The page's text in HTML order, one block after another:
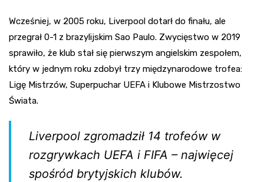
Wcześniej, w 2005 roku, Liverpool dotarł do finału, ale
przegrał 0-1 z brazylijskim Sao Paulo. Zwycięstwo w 2019
sprawiło, że klub stał się pierwszym angielskim zespołem,
który w jednym roku zdobył trzy międzynarodowe trofea:
Ligę Mistrzów, Superpuchar UEFA i Klubowe Mistrzostwo
Świata.
Liverpool zgromadził 14 trofeów w
rozgrywkach UEFA i FIFA – najwięcej
spośród brytyjskich klubów.